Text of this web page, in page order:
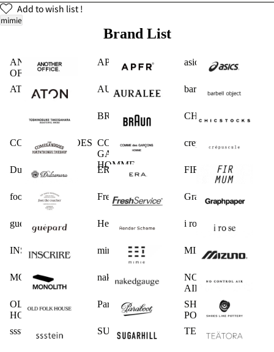
Add to wish list !
mimie
Brand List
ANOTHER
OFFICE
APFR asics
ATON AURALEE barbell object
BRAUN CHICSTOCKS
COMESANDGOES COMME des
GARCONS
HOMME
crepuscule
Dulcamara ERA. FIRMUM
foot the coacher FreshService Graphpaper
guepard Hender Scheme i ro se
INSCRIRE mimie MIZUNO
MONOLITH nakedgauge
NO CONTROL
AIR
OLD FOLK
HOUSE
Paraboot
SHOES LIKE
POTTERY
ssstein
SUGARHILL TEATORA